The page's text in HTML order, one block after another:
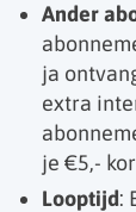
Ander
ja
extra
je €5,-
Looptijd: